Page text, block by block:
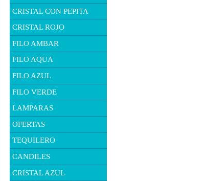
CRISTAL CON PEPITA
CRISTAL ROJO
FILO AMBAR
FILO AQUA
FILO AZUL
FILO VERDE
LAMPARAS
OFERTAS
TEQUILERO
CANDILES
CRISTAL AZUL